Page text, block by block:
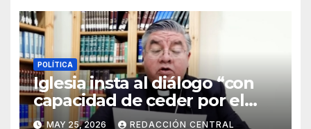
POLÍTICA
Iglesia insta al diálogo “con
capacidad de ceder por el
bien del país” y reitera su
MAY 25, 2026 REDACCIÓN CENTRAL